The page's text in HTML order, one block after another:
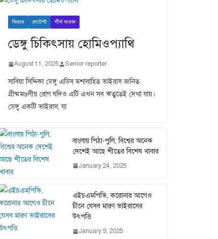
ফিচার লেটেস্ট শীর্ষ সংবাদ
ডেঙ্গু চিকিৎসায় হোমিওপ্যাথি
August 11, 2025 Senior reporter
সাবিয়া সিদ্দিকা ডেঙ্গু এডিস মশাবাহিত ভাইরাস জনিত
গ্রীষ্মমণ্ডলীয় রোগ যদিও এটি এখন সব ঋতুতেই দেখা যায়।
ডেঙ্গু একটি ভাইরাস, যা
বাংলায় পিঠা-পুলি, বিশ্বের অনেক
দেশেই আছে শীতের বিশেষ খাবার
January 24, 2025
এইচএমপিভি, করোনার আগেও
চীনে যেসব মারণ ভাইরাসের
উৎপত্তি
January 9, 2025